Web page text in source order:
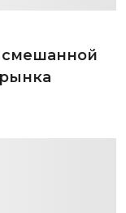
смешанной